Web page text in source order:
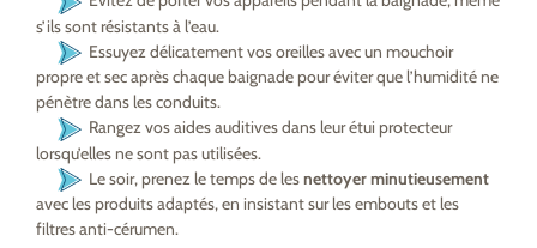
s’ils sont résistants à l’eau.
Essuyez délicatement vos oreilles avec un mouchoir
propre et sec après chaque baignade pour éviter que l’humidité ne
pénètre dans les conduits.
Rangez vos aides auditives dans leur étui protecteur
lorsqu’elles ne sont pas utilisées.
Le soir, prenez le temps de lesnettoyer minutieusement
avec les produits adaptés, en insistant sur les embouts et les
filtres anti-cérumen.